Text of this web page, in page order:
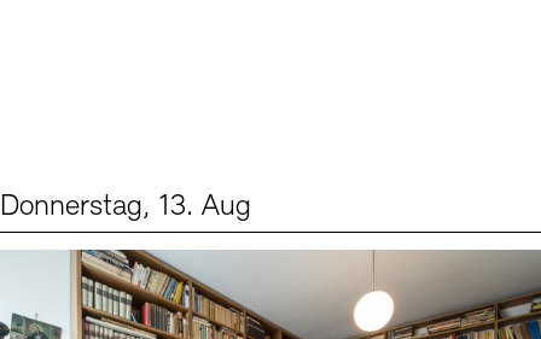
Donnerstag, 13. Aug